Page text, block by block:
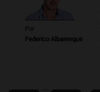
Por
Federico Albarenque